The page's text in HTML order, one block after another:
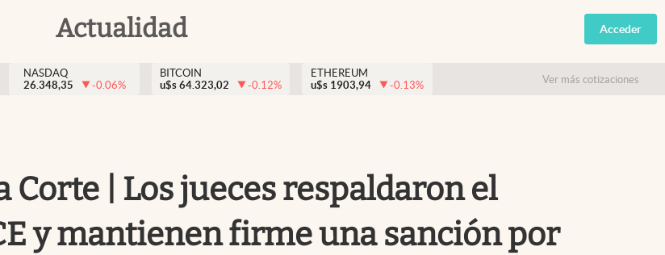
Argentina
España
USA
Actualidad Acceder
NASDAQ
26.348,35
-0.06%
BITCOIN
u$s 64.323,02 -0.12%
ETHEREUM
u$s 1903,94 -0.13% Ver más cotizaciones
| Los jueces respaldaron el
y mantienen firme una sanción por